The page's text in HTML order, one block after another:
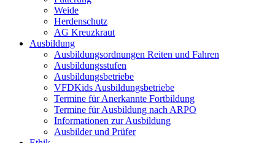
Weide
Herdenschutz
AG Kreuzkraut
Ausbildung
Ausbildungsordnungen Reiten und Fahren
Ausbildungsstufen
Ausbildungsbetriebe
VFDKids Ausbildungsbetriebe
Termine für Anerkannte Fortbildung
Termine für Ausbildung nach ARPO
Informationen zur Ausbildung
Ausbilder und Prüfer